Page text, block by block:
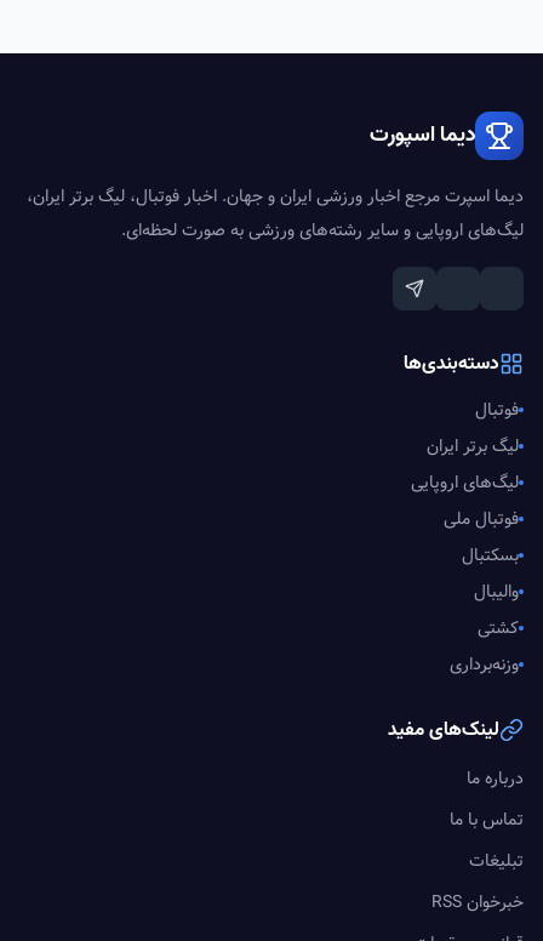
دیما اسپورت
دیما اسپرت مرجع اخبار ورزشی ایران و جهان. اخبار فوتبال، لیگ برتر ایران،
لیگ‌های اروپایی و سایر رشته‌های ورزشی به صورت لحظه‌ای.
دسته‌بندی‌ها
فوتبال
لیگ برتر ایران
لیگ‌های اروپایی
فوتبال ملی
بسکتبال
والیبال
کشتی
وزنه‌برداری
لینک‌های مفید
درباره ما
تماس با ما
تبلیغات
خبرخوان RSS